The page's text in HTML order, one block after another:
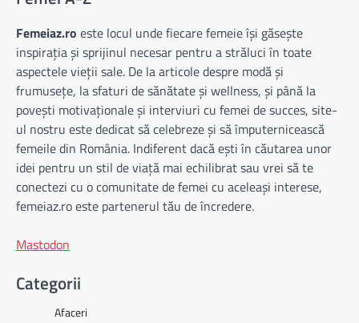
Femeiaz.ro este locul unde fiecare femeie își găsește
inspirația și sprijinul necesar pentru a străluci în toate
aspectele vieții sale. De la articole despre modă și
frumusețe, la sfaturi de sănătate și wellness, și până la
povești motivaționale și interviuri cu femei de succes, site-
ul nostru este dedicat să celebreze și să împuternicească
femeile din România. Indiferent dacă ești în căutarea unor
idei pentru un stil de viață mai echilibrat sau vrei să te
conectezi cu o comunitate de femei cu aceleași interese,
femeiaz.ro este partenerul tău de încredere.
Mastodon
Categorii
Afaceri